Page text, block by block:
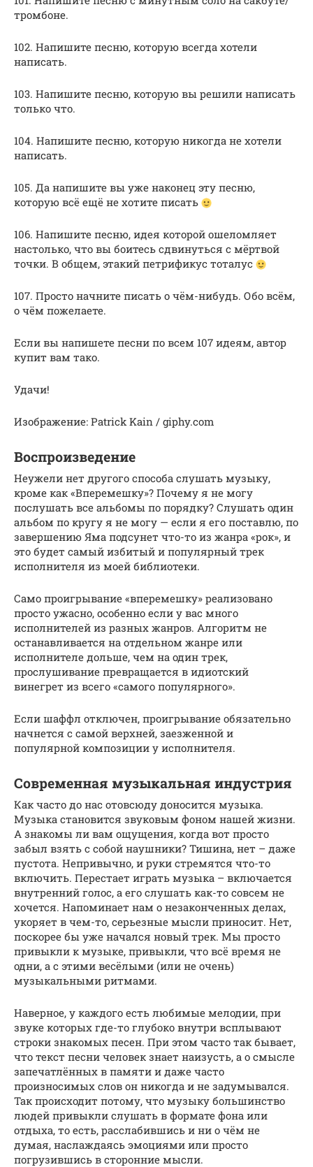
тромбоне.
102. Напишите песню, которую всегда хотели
написать.
103. Напишите песню, которую вы решили написать
только что.
104. Напишите песню, которую никогда не хотели
написать.
105. Да напишите вы уже наконец эту песню,
которую всё ещё не хотите писать
106. Напишите песню, идея которой ошеломляет
настолько, что вы боитесь сдвинуться с мёртвой
точки. В общем, этакий петрификус тоталус
107. Просто начните писать о чём-нибудь. Обо всём,
о чём пожелаете.
Если вы напишете песни по всем 107 идеям, автор
купит вам тако.
Удачи!
Изображение: Patrick Kain / giphy.com
Воспроизведение
Неужели нет другого способа слушать музыку,
кроме как «Вперемешку»? Почему я не могу
послушать все альбомы по порядку? Слушать один
альбом по кругу я не могу — если я его поставлю, по
завершению Яма подсунет что-то из жанра «рок», и
это будет самый избитый и популярный трек
исполнителя из моей библиотеки.
Само проигрывание «вперемешку» реализовано
просто ужасно, особенно если у вас много
исполнителей из разных жанров. Алгоритм не
останавливается на отдельном жанре или
исполнителе дольше, чем на один трек,
прослушивание превращается в идиотский
винегрет из всего «самого популярного».
Если шаффл отключен, проигрывание обязательно
начнется с самой верхней, заезженной и
популярной композиции у исполнителя.
Современная музыкальная индустрия
Как часто до нас отовсюду доносится музыка.
Музыка становится звуковым фоном нашей жизни.
А знакомы ли вам ощущения, когда вот просто
забыл взять с собой наушники? Тишина, нет – даже
пустота. Непривычно, и руки стремятся что-то
включить. Перестает играть музыка – включается
внутренний голос, а его слушать как-то совсем не
хочется. Напоминает нам о незаконченных делах,
укоряет в чем-то, серьезные мысли приносит. Нет,
поскорее бы уже начался новый трек. Мы просто
привыкли к музыке, привыкли, что всё время не
одни, а с этими весёлыми (или не очень)
музыкальными ритмами.
Наверное, у каждого есть любимые мелодии, при
звуке которых где-то глубоко внутри всплывают
строки знакомых песен. При этом часто так бывает,
что текст песни человек знает наизусть, а о смысле
запечатлённых в памяти и даже часто
произносимых слов он никогда и не задумывался.
Так происходит потому, что музыку большинство
людей привыкли слушать в формате фона или
отдыха, то есть, расслабившись и ни о чём не
думая, наслаждаясь эмоциями или просто
погрузившись в сторонние мысли.